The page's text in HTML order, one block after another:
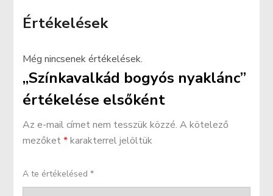
Értékelések
Még nincsenek értékelések.
„Színkavalkád bogyós nyaklánc”
értékelése elsőként
Az e-mail címet nem tesszük közzé. A kötelező
mezőket*karakterrel jelöltük
A te értékelésed*